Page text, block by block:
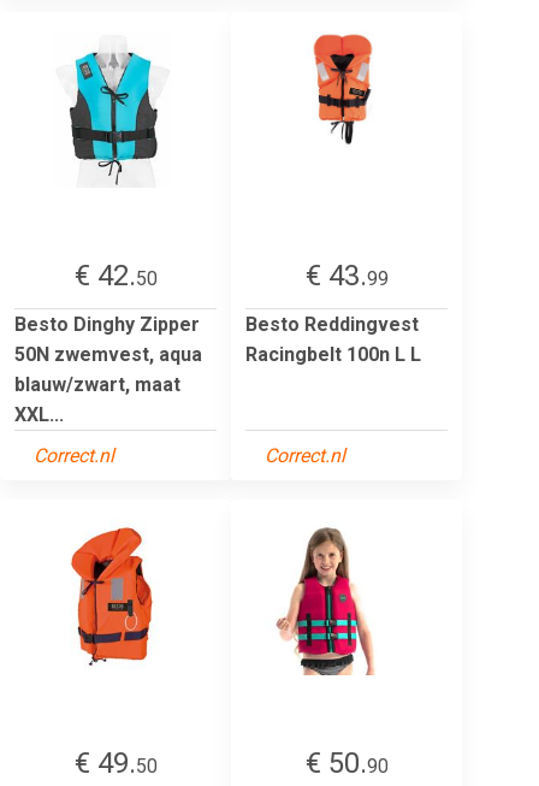
€ 42.50
Besto Dinghy Zipper
50N zwemvest, aqua
blauw/zwart, maat
XXL...
Correct.nl
€ 43.99
Besto Reddingvest
Racingbelt 100n L L
Correct.nl
€ 49.50
€ 50.90